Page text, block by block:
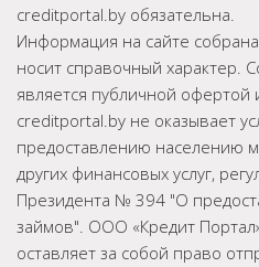
creditportal.by обязательна.
Информация на сайте
носит справочный характер.
является публичной офертой
creditportal.by не оказывает
предоставлению населению
других финансовых услуг,
Президента № 394 "О
займов". ООО «Кредит
оставляет за собой право